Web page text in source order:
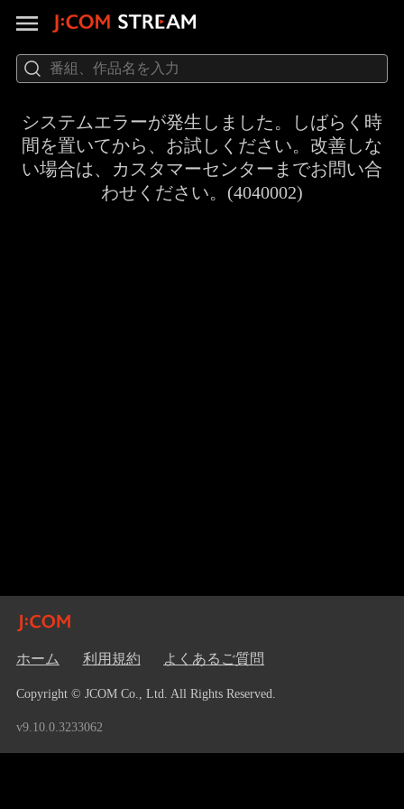
システムエラーが発生しました。しばらく時
間を置いてから、お試しください。改善しな
い場合は、カスタマーセンターまでお問い合
わせください。(4040002)
ホーム 利用規約 よくあるご質問
Copyright © JCOM Co., Ltd. All Rights Reserved.
v9.10.0.3233062